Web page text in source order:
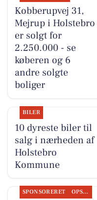
Kobberupvej 31,
Mejrup i Holstebro
er solgt for
2.250.000 - se
køberen og 6
andre solgte
boliger
BILER
10 dyreste biler til
salg i nærheden af
Holstebro
Kommune
SPONSORERET OPSLAGSTAVLEN